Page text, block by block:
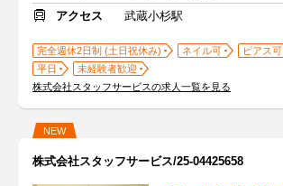
アクセス
武蔵小杉駅
完全週休2日制 (土日祝休み) ネイル可
ピアス可
平日
未経験者歓迎
株式会社スタッフサービスの求人一覧を見る
NEW
株式会社スタッフサービス/25-04425658